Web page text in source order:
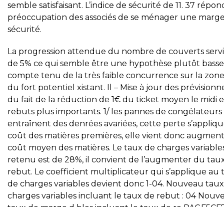
semble satisfaisant. L’indice de sécurité de 11. 37
préoccupation des associés de se ménager une
sécurité.
La progression attendue du nombre de couverts
de 5% ce qui semble être une hypothèse plutôt basse
compte tenu de la très faible concurrence sur la
du fort potentiel xistant. Il – Mise à jour des
du fait de la réduction de 1€ du ticket moyen le midi
rebuts plus importants. 1/ les pannes de congélateurs
entraînent des denrées avariées, cette perte
coût des matières premières, elle vient donc
coût moyen des matières. Le taux de charges
retenu est de 28%, il convient de l’augmenter du
rebut. Le coefficient multiplicateur qui s’applique au
de charges variables devient donc 1-04. Nouveau
charges variables incluant le taux de rebut : 04